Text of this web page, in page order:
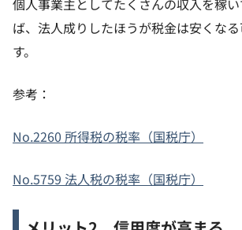
ば、法人成りしたほうが税金は安くな
す。
参考：
No.2260 所得税の税率（国税庁）
No.5759 法人税の税率（国税庁）